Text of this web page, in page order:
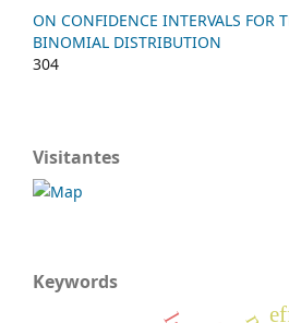
ON CONFIDENCE INTERVALS FOR
BINOMIAL DISTRIBUTION
304
Visitantes
Keywords